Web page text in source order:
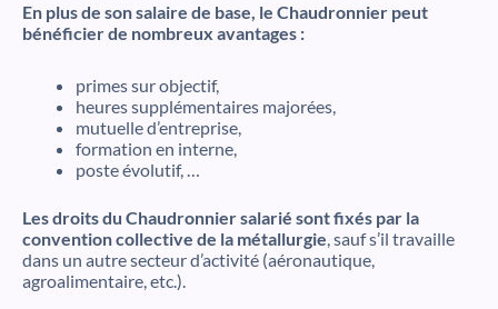
En plus de son salaire de base, le Chaudronnier peut
bénéficier de nombreux avantages :
primes sur objectif,
heures supplémentaires majorées,
mutuelle d’entreprise,
formation en interne,
poste évolutif, …
Les droits du Chaudronnier salarié sont fixés par la
convention collective de la métallurgie, sauf s’il travaille
dans un autre secteur d’activité (aéronautique,
agroalimentaire, etc.).